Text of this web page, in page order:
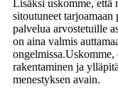
Lisäksi uskomme, että
sitoutuneet
palvelua arvostetuille
on aina valmis
ongelmissa.Uskomme,
rakentaminen ja
menestyksen avain.